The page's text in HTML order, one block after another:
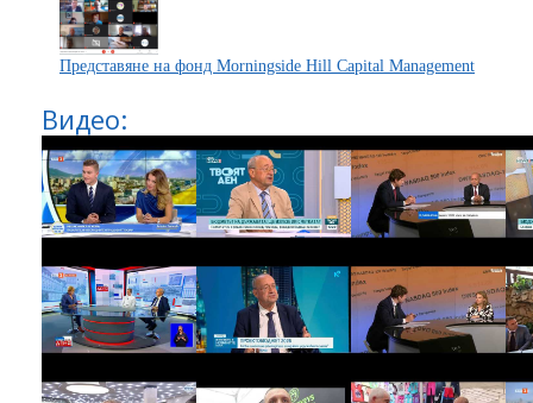
Представяне на фонд Morningside Hill Capital Management
Видео: